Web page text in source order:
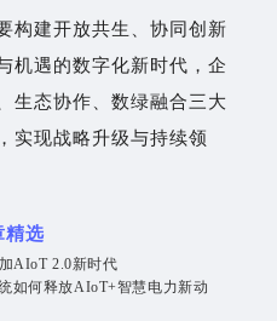
构建开放共生、协同创新
机遇的数字化新时代，企
生态协作、数绿融合三大
实现战略升级与持续领
精选
AIoT 2.0新时代
如何释放AIoT+智慧电力新动